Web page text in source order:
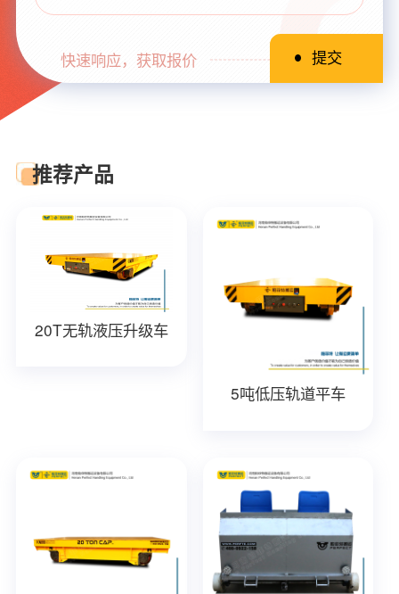
快速响应，获取报价
推荐产品
20T无轨液压升级车
5吨低压轨道平车